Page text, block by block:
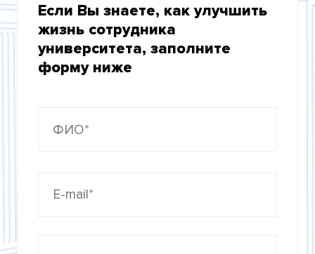
ВАКАНСИИ
Если Вы знаете, как улучшить
жизнь сотрудника
университета, заполните
форму ниже